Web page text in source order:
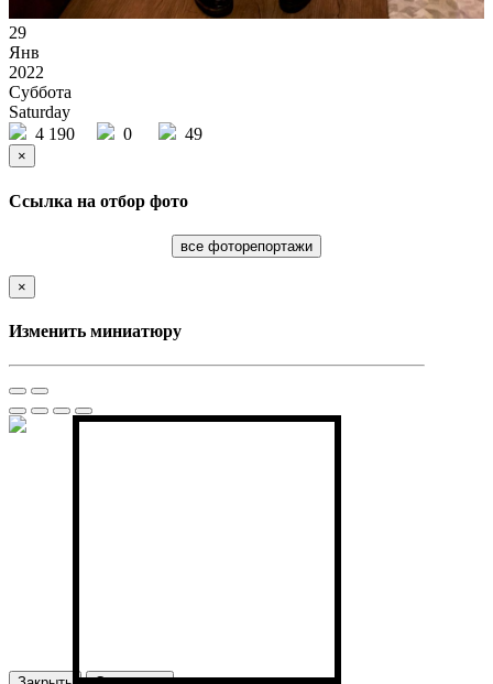
29
Янв
2022
Суббота
Saturday
4 190
0 49
×
Ссылка на отбор фото
все фоторепортажи
×
Изменить миниатюру